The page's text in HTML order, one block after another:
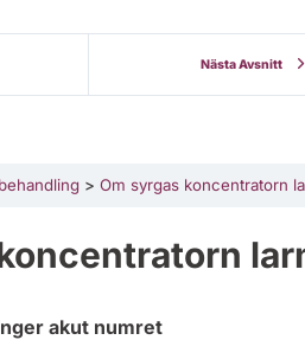
Nästa Avsnitt
Om syrgas koncentratorn
akut numret